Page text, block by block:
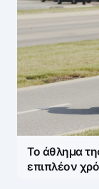
Το άθλημα
επιπλέον